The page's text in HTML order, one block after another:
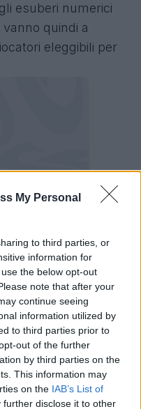
My Personal
to third parties, or
information for
the below opt-out
note that after your
continue seeing
information utilized by
to third parties prior to
out of the further
by third parties on the
This information may
on the IAB’s List of
further disclose it to other
esuberi numerici
vanno quindi a
eleggibili per